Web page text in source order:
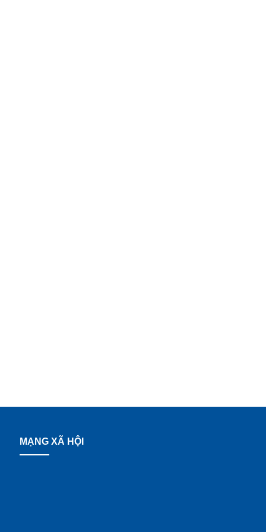
MẠNG XÃ HỘI